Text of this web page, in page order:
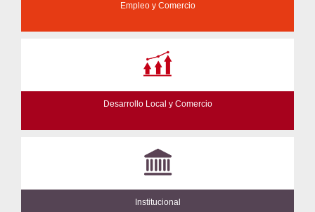
Empleo y Comercio
Desarrollo Local y Comercio
Institucional